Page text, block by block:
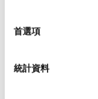
首選項
統計資料
安裝和安裝規範